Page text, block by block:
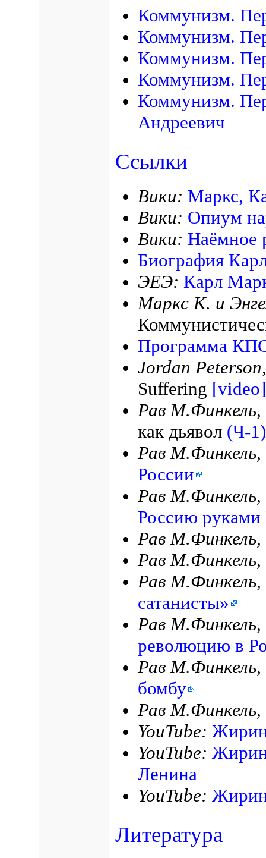
Коммунизм.
Коммунизм.
Коммунизм.
Коммунизм.
Коммунизм.
Андреевич
Ссылки
Вики: Маркс,
Вики: Опиум
Вики: Наёмное
Биография
ЭЕЭ: Карл
Маркс К. и
Программа
Jordan Peterson,
Suffering [video]
Рав М.Финкель,
как дьявол (Ч-
Рав М.Финкель,
России
Рав М.Финкель,
Россию руками
Рав М.Финкель,
Рав М.Финкель,
Рав М.Финкель,
сатанисты»
Рав М.Финкель,
революцию в
Рав М.Финкель,
бомбу
Рав М.Финкель,
YouTube:
YouTube:
Ленина
YouTube:
Литература